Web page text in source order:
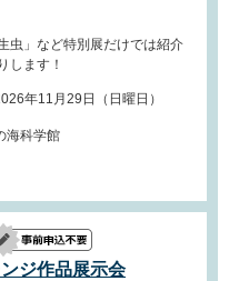
虫」など特別展だけでは紹介
します！
年11月29日（日曜日）
海科学館
ジ作品展示会